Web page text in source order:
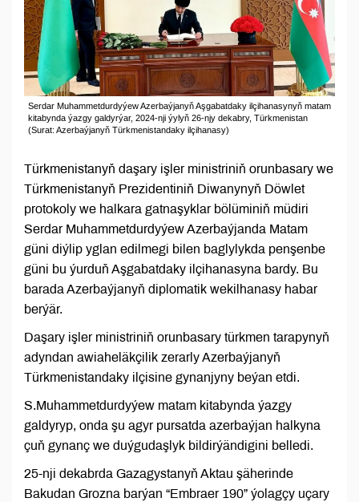
Serdar Muhammetdurdyýew Azerbaýjanyň Aşgabatdaky ilçihanasynyň matam
kitabynda ýazgy galdyrýar, 2024-nji ýylyň 26-njy dekabry, Türkmenistan
(Surat: Azerbaýjanyň Türkmenistandaky ilçihanasy)
Türkmenistanyň daşary işler ministriniň orunbasary we
Türkmenistanyň Prezidentiniň Diwanynyň Döwlet
protokoly we halkara gatnaşyklar bölüminiň müdiri
Serdar Muhammetdurdyýew Azerbaýjanda Matam
güni diýlip yglan edilmegi bilen baglylykda penşenbe
güni bu ýurduň Aşgabatdaky ilçihanasyna bardy. Bu
barada Azerbaýjanyň diplomatik wekilhanasy habar
berýär.
Daşary işler ministriniň orunbasary türkmen tarapynyň
adyndan awiaheläkçilik zerarly Azerbaýjanyň
Türkmenistandaky ilçisine gynanjyny beýan etdi.
S.Muhammetdurdyýew matam kitabynda ýazgy
galdyryp, onda şu agyr pursatda azerbaýjan halkyna
çuň gynanç we duýgudaşlyk bildirýändigini belledi.
25-nji dekabrda Gazagystanyň Aktau şäherinde
Bakudan Grozna barýan “Embraer 190” ýolagçy uçary